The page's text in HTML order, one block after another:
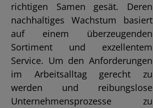
richtigen Samen gesät. Deren
nachhaltiges Wachstum basiert
auf einem überzeugenden
Sortiment und exzellentem
Service. Um den Anforderungen
im Arbeitsalltag gerecht zu
werden und reibungslose
Unternehmensprozesse zu